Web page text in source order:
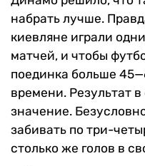
набрать лучше.
киевляне играли
матчей, и чтобы
поединка больше
времени. Результат
значение.
забивать по три-
столько же голов в